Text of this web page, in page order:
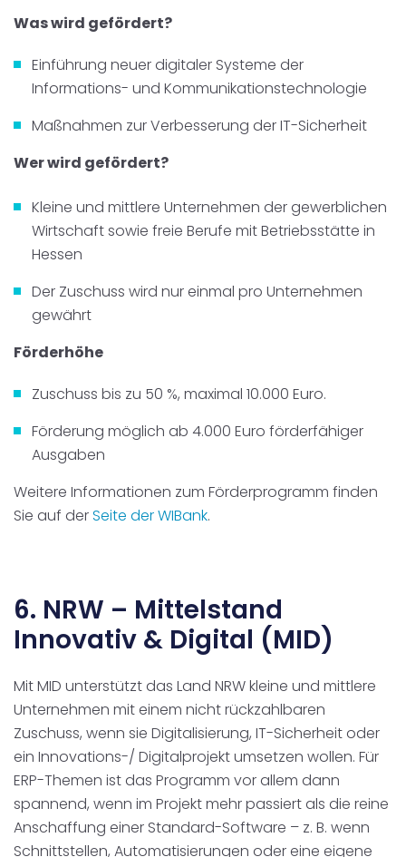
Was wird gefördert?
Einführung neuer digitaler Systeme der
Informations- und Kommunikationstechnologie
Maßnahmen zur Verbesserung der IT-Sicherheit
Wer wird gefördert?
Kleine und mittlere Unternehmen der gewerblichen
Wirtschaft sowie freie Berufe mit Betriebsstätte in
Hessen
Der Zuschuss wird nur einmal pro Unternehmen
gewährt
Förderhöhe
Zuschuss bis zu 50 %, maximal 10.000 Euro.
Förderung möglich ab 4.000 Euro förderfähiger
Ausgaben
Weitere Informationen zum Förderprogramm finden
Sie auf derSeite der WIBank.
6. NRW – Mittelstand
Innovativ & Digital (MID)
Mit MID unterstützt das Land NRW kleine und mittlere
Unternehmen mit einem nicht rückzahlbaren
Zuschuss, wenn sie Digitalisierung, IT-Sicherheit oder
ein Innovations-/ Digitalprojekt umsetzen wollen. Für
ERP-Themen ist das Programm vor allem dann
spannend, wenn im Projekt mehr passiert als die reine
Anschaffung einer Standard-Software – z. B. wenn
Schnittstellen, Automatisierungen oder eine eigene